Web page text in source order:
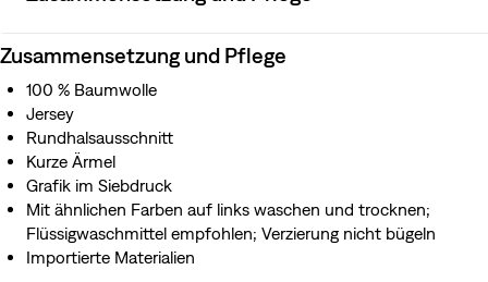
Zusammensetzung und Pflege
100 % Baumwolle
Jersey
Rundhalsausschnitt
Kurze Ärmel
Grafik im Siebdruck
Mit ähnlichen Farben auf links waschen und trocknen;
Flüssigwaschmittel empfohlen; Verzierung nicht bügeln
Importierte Materialien